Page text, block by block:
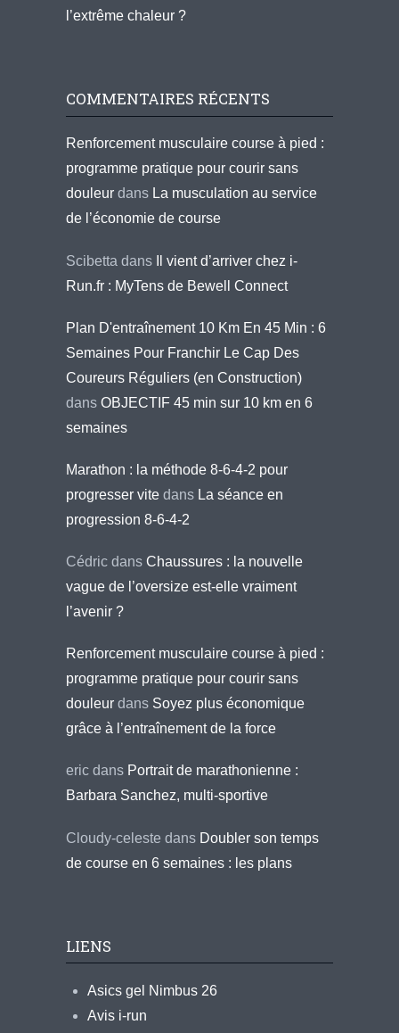
l’extrême chaleur ?
COMMENTAIRES RÉCENTS
Renforcement musculaire course à pied :
programme pratique pour courir sans
douleur dans La musculation au service
de l’économie de course
Scibetta dans
Il vient d’arriver chez i-
Run.fr : MyTens de Bewell Connect
Plan D'entraînement 10 Km En 45 Min : 6
Semaines Pour Franchir Le Cap Des
Coureurs Réguliers (en Construction)
dans OBJECTIF 45 min sur 10 km en 6
semaines
Marathon : la méthode 8-6-4-2 pour
progresser vite dans La séance en
progression 8-6-4-2
Cédric dans Chaussures : la nouvelle
vague de l’oversize est-elle vraiment
l’avenir ?
Renforcement musculaire course à pied :
programme pratique pour courir sans
douleur dans Soyez plus économique
grâce à l’entraînement de la force
eric dans Portrait de marathonienne :
Barbara Sanchez, multi-sportive
Cloudy-celeste dans Doubler son temps
de course en 6 semaines : les plans
LIENS
Asics gel Nimbus 26
Avis i-run